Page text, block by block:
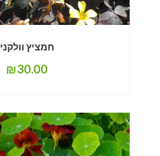
חמציץ וולקני
₪30.00